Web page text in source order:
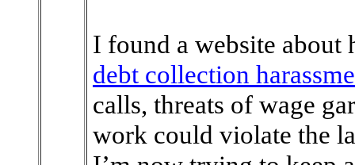
I found a website about
debt collection
calls, threats of wage
work could violate the